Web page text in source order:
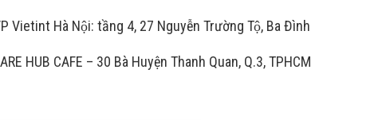
Vietint Hà Nội: tầng 4, 27 Nguyễn Trường Tộ, Ba Đình
HUB CAFE – 30 Bà Huyện Thanh Quan, Q.3, TPHCM